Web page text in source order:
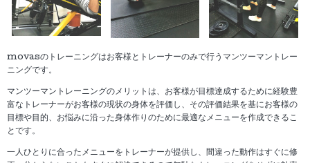
movasのトレーニングはお客様とトレーナーのみで行うマンツーマントレー
ニングです。
マンツーマントレーニングのメリットは、お客様が目標達成するために経験豊
富なトレーナーがお客様の現状の身体を評価し、その評価結果を基にお客様の
目標や目的、お悩みに沿った身体作りのために最適なメニューを作成できるこ
とです。
一人ひとりに合ったメニューをトレーナーが提供し、間違った動作はすぐに修